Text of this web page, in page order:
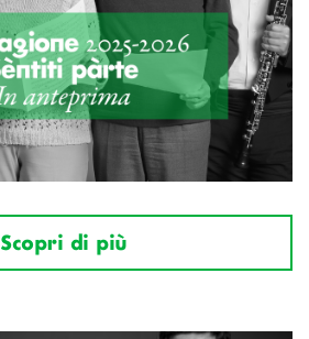
Scopri di più